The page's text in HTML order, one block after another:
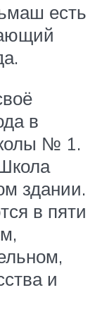
есть
в
№ 1.
здании.
в пяти
и